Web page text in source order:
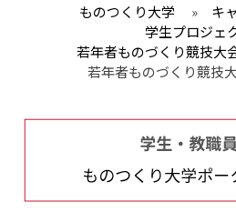
ものつくり大学 » キ
学生プロジェ
若年者ものづくり競技大
若年者ものづくり競技